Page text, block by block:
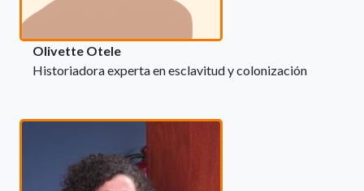
Olivette Otele
Historiadora experta en esclavitud y colonización